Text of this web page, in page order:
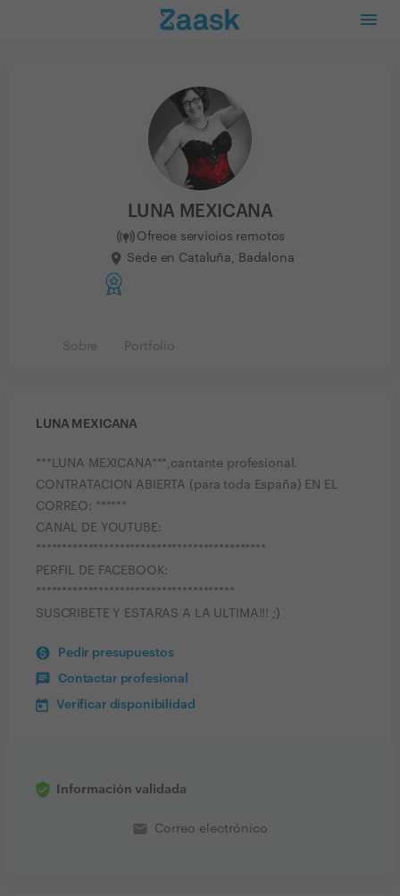
LUNA MEXICANA
Ofrece servicios remotos
Sede en Cataluña, Badalona
Sobre Portfolio
LUNA MEXICANA
***LUNA MEXICANA***,cantante profesional.
CONTRATACION ABIERTA (para toda España) EN EL
CORREO: ******
CANAL DE YOUTUBE:
********************************************
PERFIL DE FACEBOOK:
**************************************
SUSCRIBETE Y ESTARAS A LA ULTIMA!!! ;)
Pedir presupuestos
Contactar profesional
Verificar disponibilidad
Información validada
email Correo electrónico